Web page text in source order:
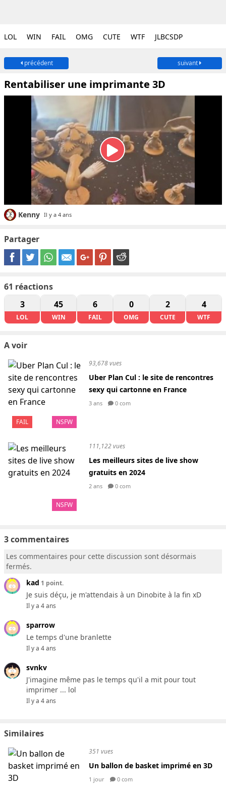
LOL WIN FAIL OMG CUTE WTF JLBCSDP
précédent suivant
Rentabiliser une imprimante 3D
Kenny Il y a 4 ans
Partager
61 réactions
3
LOL
45
WIN
6
FAIL
0
OMG
2
CUTE
4
WTF
A voir
FAIL NSFW
93,678 vues
Uber Plan Cul : le site de rencontres
sexy qui cartonne en France
3 ans 0 com
NSFW
111,122 vues
Les meilleurs sites de live show
gratuits en 2024
2 ans 0 com
3 commentaires
Les commentaires pour cette discussion sont désormais
fermés.
kad 1 point.
Je suis déçu, je m'attendais à un Dinobite à la fin xD
Il y a 4 ans
sparrow
Le temps d'une branlette
Il y a 4 ans
svnkv
J'imagine même pas le temps qu'il a mit pour tout
imprimer ... lol
Il y a 4 ans
Similaires
351 vues
Un ballon de basket imprimé en 3D
1 jour 0 com